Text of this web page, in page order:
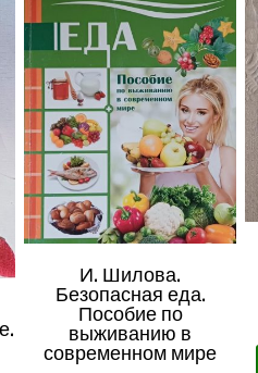
И. Шилова.
Безопасная еда.
Пособие по
выживанию в
современном мире